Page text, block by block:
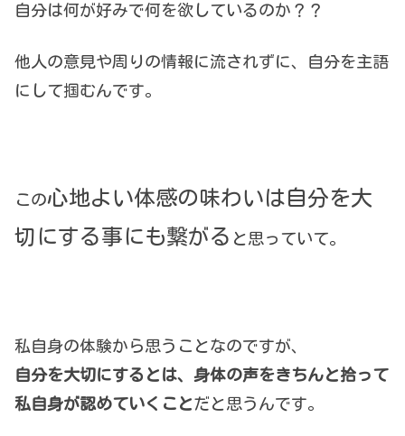
自分は何が好みで何を欲しているのか？？
他人の意見や周りの情報に流されずに、自分を主語
にして掴むんです。
この心地よい体感の味わいは自分を大
切にする事にも繋がる と思っていて。
私自身の体験から思うことなのですが、
自分を大切にするとは、身体の声をきちんと拾って
私自身が認めていくことだと思うんです。